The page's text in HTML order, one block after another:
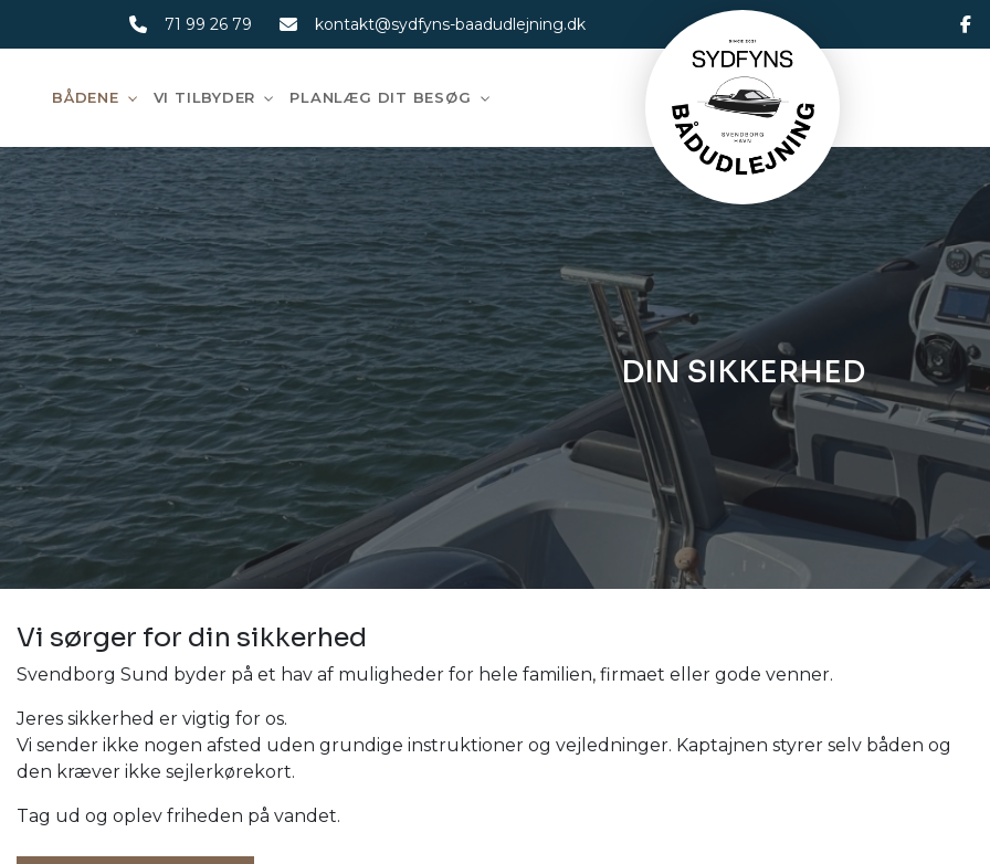
71 99 26 79 kontakt@sydfyns-baadudlejning.dk
BÅDENE VI TILBYDER PLANLÆG DIT BESØG
DIN SIKKERHED
Vi sørger for din sikkerhed
Svendborg Sund byder på et hav af muligheder for hele familien, firmaet eller gode venner.
Jeres sikkerhed er vigtig for os.
Vi sender ikke nogen afsted uden grundige instruktioner og vejledninger. Kaptajnen styrer selv båden og
den kræver ikke sejlerkørekort.
Tag ud og oplev friheden på vandet.